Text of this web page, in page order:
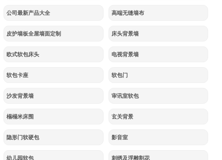
公司最新产品大全 高端无缝墙布
皮护墙板全屋墙面定制 床头背景墙
欧式软包床头 电视背景墙
软包卡座 软包门
沙发背景墙 审讯室软包
榻榻米床围 玄关背景
隐形门软硬包 影音室
幼儿园软包 刺绣及浮雕割花